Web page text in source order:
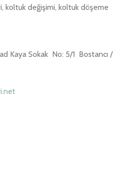
koltuk değişimi, koltuk döşeme
Kaya Sokak No: 5/1 Bostancı /